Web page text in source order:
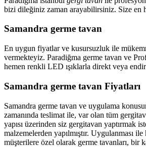
bizi dileğiniz zaman arayabilirsiniz. Size en
Samandra germe tavan
En uygun fiyatlar ve kusursuzluk ile
vermekteyiz. Paradiğma germe tavan ve
hemen renkli LED ışıklarla direkt veya
Samandra germe tavan Fiyatları
Samandra germe tavan ve uygulama
zamanında teslimat ile, var olan tüm
yapısı üzerinden siz gergitavan yaptırmak
malzemelerden yapılmıştır. Uygulanması
müşterilere özel olarak germe tavanları,